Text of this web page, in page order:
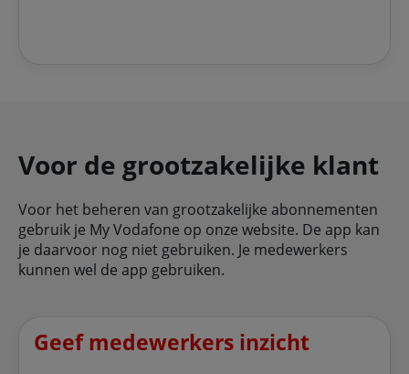
Voor de grootzakelijke klant
Voor het beheren van grootzakelijke abonnementen
gebruik je My Vodafone op onze website. De app kan
je daarvoor nog niet gebruiken. Je medewerkers
kunnen wel de app gebruiken.
Geef medewerkers inzicht